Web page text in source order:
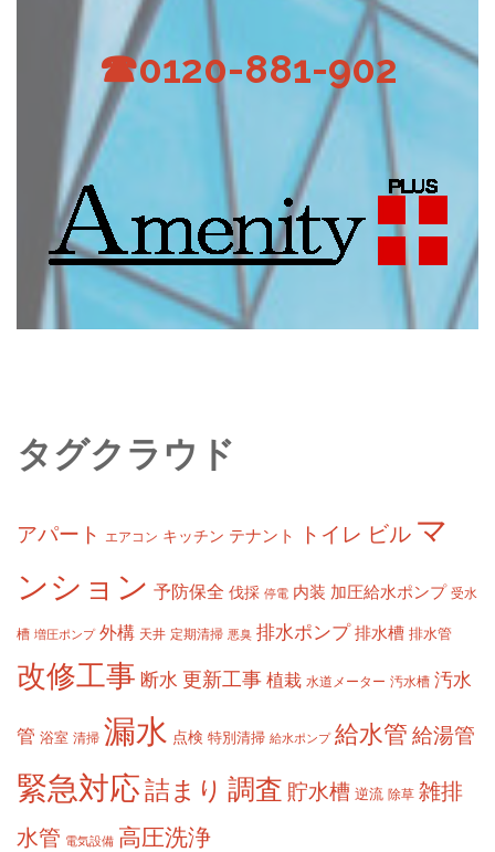
☎0120-881-902
タグクラウド
アパート エアコン キッチン テナント トイレ ビル マ
ンション 予防保全 伐採 停電 内装 加圧給水ポンプ 受水
槽 増圧ポンプ 外構 天井 定期清掃 悪臭 排水ポンプ 排水槽 排水管
改修工事 断水 更新工事 植栽 水道メーター 汚水槽 汚水
管 浴室 清掃 漏水 点検 特別清掃 給水ポンプ 給水管 給湯管
緊急対応詰まり 調査 貯水槽 逆流 除草 雑排
水管 電気設備 高圧洗浄